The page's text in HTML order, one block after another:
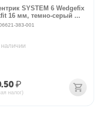
SYSTEM 6 Wedgefix
16 мм, темно-серый ...
383-001
₽
налог)